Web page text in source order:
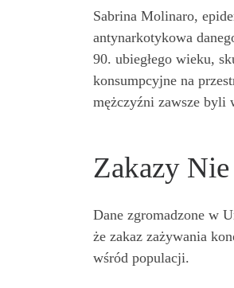
Sabrina Molinaro,
antynarkotykowa
90. ubiegłego wieku,
konsumpcyjne na
mężczyźni zawsze byli
Zakazy
Dane zgromadzone w
że zakaz zażywania
wśród populacji.